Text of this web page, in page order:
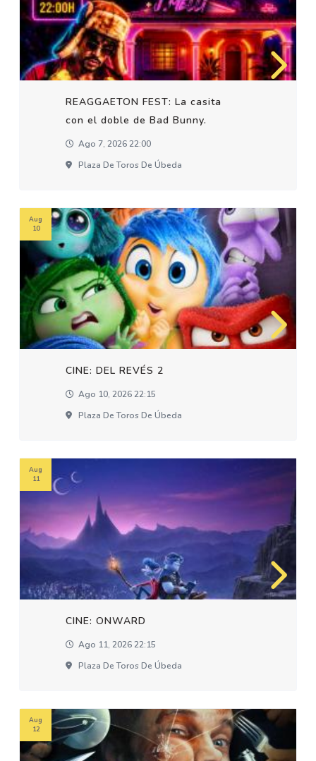
REAGGAETON FEST: La casita
con el doble de Bad Bunny.
Ago 7, 2026 22:00
Plaza De Toros De Úbeda
CINE: DEL REVÉS 2
Ago 10, 2026 22:15
Plaza De Toros De Úbeda
Aug
10
CINE: ONWARD
Ago 11, 2026 22:15
Plaza De Toros De Úbeda
Aug
11
Aug
12